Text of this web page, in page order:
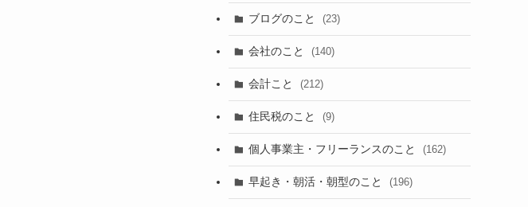
ブログのこと (23)
会社のこと (140)
会計こと (212)
住民税のこと (9)
個人事業主・フリーランスのこと (162)
早起き・朝活・朝型のこと (196)